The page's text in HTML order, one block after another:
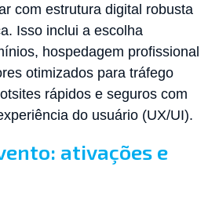
com estrutura digital robusta
Isso inclui a escolha
hospedagem profissional
otimizados para tráfego
rápidos e seguros com
do usuário (UX/UI).
ativações e